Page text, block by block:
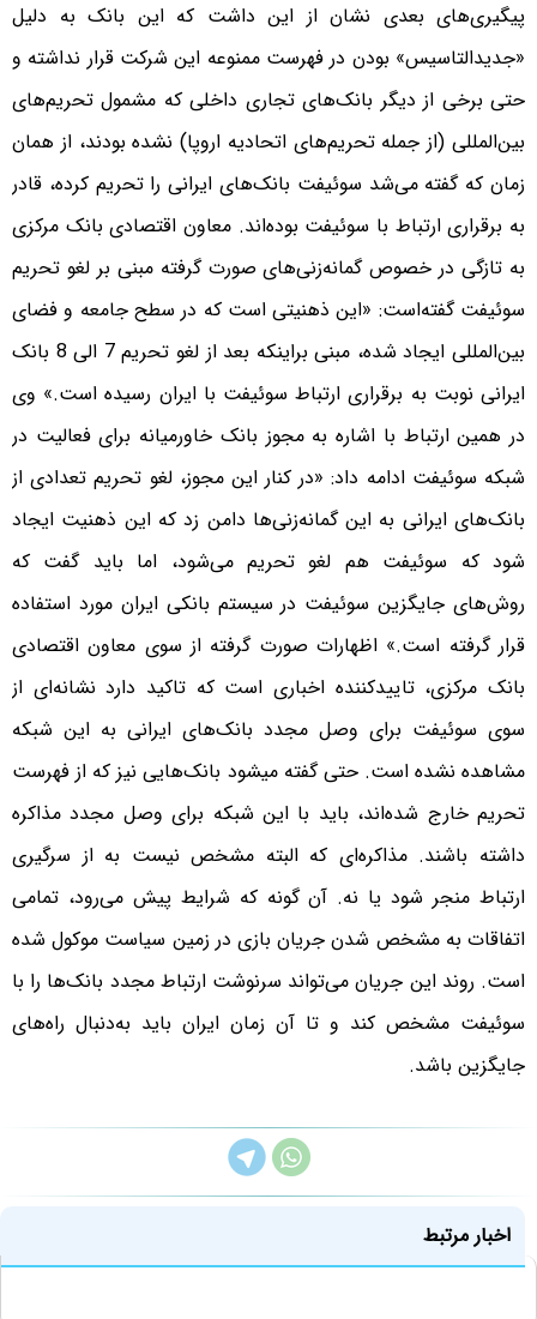
پیگیری‌های بعدی نشان از این داشت که این بانک به دلیل
«جدیدالتاسیس» بودن در فهرست ممنوعه این شرکت قرار نداشته و
حتی برخی از دیگر بانک‌های تجاری داخلی که مشمول تحریم‌های
بین‌المللی (از جمله تحریم‌های اتحادیه اروپا) نشده بودند، از همان
زمان که گفته می‌شد سوئیفت بانک‌های ایرانی را تحریم کرده، قادر
به برقراری ارتباط با سوئیفت بوده‌اند. معاون اقتصادی بانک مرکزی
به تازگی در خصوص گمانه‌زنی‌های صورت گرفته مبنی بر لغو تحریم
سوئیفت گفته‌است: «این ذهنیتی است که در سطح جامعه و فضای
بین‌المللی ایجاد شده، مبنی براینکه بعد از لغو تحریم 7 الی 8 بانک
ایرانی نوبت به برقراری ارتباط سوئیفت با ایران رسیده است.» وی
در همین ارتباط با اشاره به مجوز بانک خاورمیانه برای فعالیت در
شبکه سوئیفت ادامه داد: «در کنار این مجوز، لغو تحریم‌ تعدادی از
بانک‌های ایرانی به این گمانه‌زنی‌ها دامن زد که این ذهنیت ایجاد
شود که سوئیفت هم لغو تحریم می‌شود، اما باید گفت که
روش‌های جایگزین سوئیفت در سیستم بانکی ایران مورد استفاده
قرار گرفته است.» اظهارات صورت گرفته از سوی معاون اقتصادی
بانک مرکزی، تایید‌کننده اخباری است که تاکید دارد نشانه‌ای از
سوی سوئیفت برای وصل مجدد بانک‌های ایرانی به این شبکه
مشاهده نشده است. حتی گفته می‎شود بانک‌هایی نیز که از فهرست
تحریم خارج شده‌اند، باید با این شبکه برای وصل مجدد مذاکره
داشته باشند. مذاکره‌ای که البته مشخص نیست به از سرگیری
ارتباط منجر شود یا نه. آن گونه که شرایط پیش می‌رود، تمامی
اتفاقات به مشخص شدن جریان بازی در زمین سیاست موکول شده
است. روند این جریان می‌تواند سرنوشت ارتباط مجدد بانک‌ها را با
سوئیفت مشخص کند و تا آن زمان ایران باید به‌دنبال راه‌های
جایگزین باشد.
اخبار مرتبط